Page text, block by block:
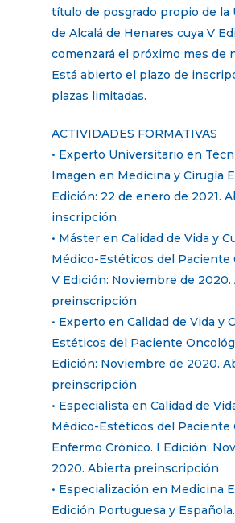
título de posgrado propio de la
de Alcalá de Henares cuya V
comenzará el próximo mes de
Está abierto el plazo de
plazas limitadas.
ACTIVIDADES FORMATIVAS
• Experto Universitario en
Imagen en Medicina y Cirugía
Edición: 22 de enero de 2021.
inscripción
• Máster en Calidad de Vida y
Médico-Estéticos del Paciente
V Edición: Noviembre de 2020.
preinscripción
• Experto en Calidad de Vida y
Estéticos del Paciente
Edición: Noviembre de 2020.
preinscripción
• Especialista en Calidad de
Médico-Estéticos del Paciente
Enfermo Crónico. I Edición:
2020. Abierta preinscripción
• Especialización en Medicina
Edición Portuguesa y